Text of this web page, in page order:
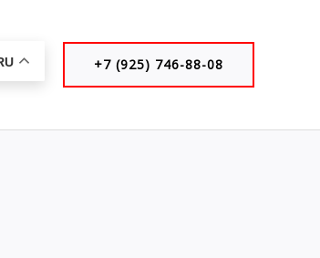
+7 (925) 746-88-08